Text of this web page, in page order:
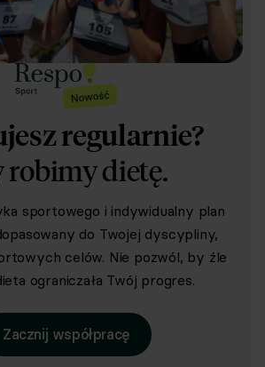
regularnie?
robimy dietę.
sportowego i indywidualny plan
do Twojej dyscypliny,
celów. Nie pozwól, by źle
ograniczała Twój progres.
Zacznij współpracę